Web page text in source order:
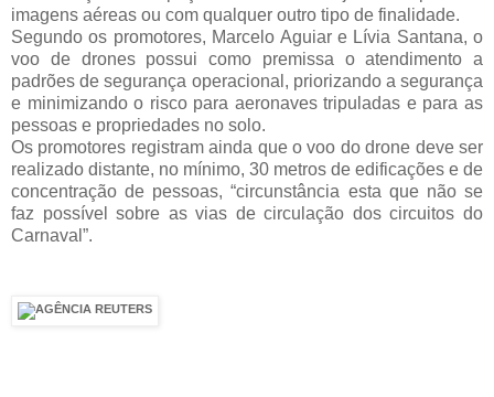
imagens aéreas ou com qualquer outro tipo de finalidade.
Segundo os promotores, Marcelo Aguiar e Lívia Santana, o
voo de drones possui como premissa o atendimento a
padrões de segurança operacional, priorizando a segurança
e minimizando o risco para aeronaves tripuladas e para as
pessoas e propriedades no solo.
Os promotores registram ainda que o voo do drone deve ser
realizado distante, no mínimo, 30 metros de edificações e de
concentração de pessoas, “circunstância esta que não se
faz possível sobre as vias de circulação dos circuitos do
Carnaval”.